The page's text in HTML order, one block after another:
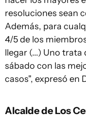
resoluciones sean
Además, para
4/5 de los
llegar (...) Uno trata
sábado con las
casos", expresó en
Alcalde de Los